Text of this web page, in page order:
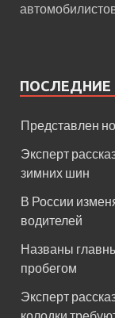
ПОСЛЕДНИЕ
Представлен
Эксперт
зимних шин
В России
водителей
Названы
пробегом
Эксперт